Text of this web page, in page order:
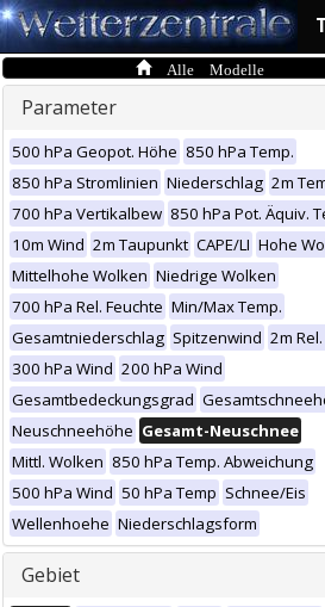
Alle Modelle
Parameter
500 hPa Geopot. Höhe 850 hPa Temp.
850 hPa Stromlinien Niederschlag 2m
700 hPa Vertikalbew 850 hPa Pot. Äquiv.
10m Wind 2m Taupunkt CAPE/LI Hohe
Mittelhohe Wolken Niedrige Wolken
700 hPa Rel. Feuchte Min/Max Temp.
Gesamtniederschlag Spitzenwind 2m
300 hPa Wind 200 hPa Wind
Gesamtbedeckungsgrad
Neuschneehöhe Gesamt-Neuschnee
Mittl. Wolken 850 hPa Temp. Abweichung
500 hPa Wind 50 hPa Temp Schnee/Eis
Wellenhoehe Niederschlagsform
Gebiet